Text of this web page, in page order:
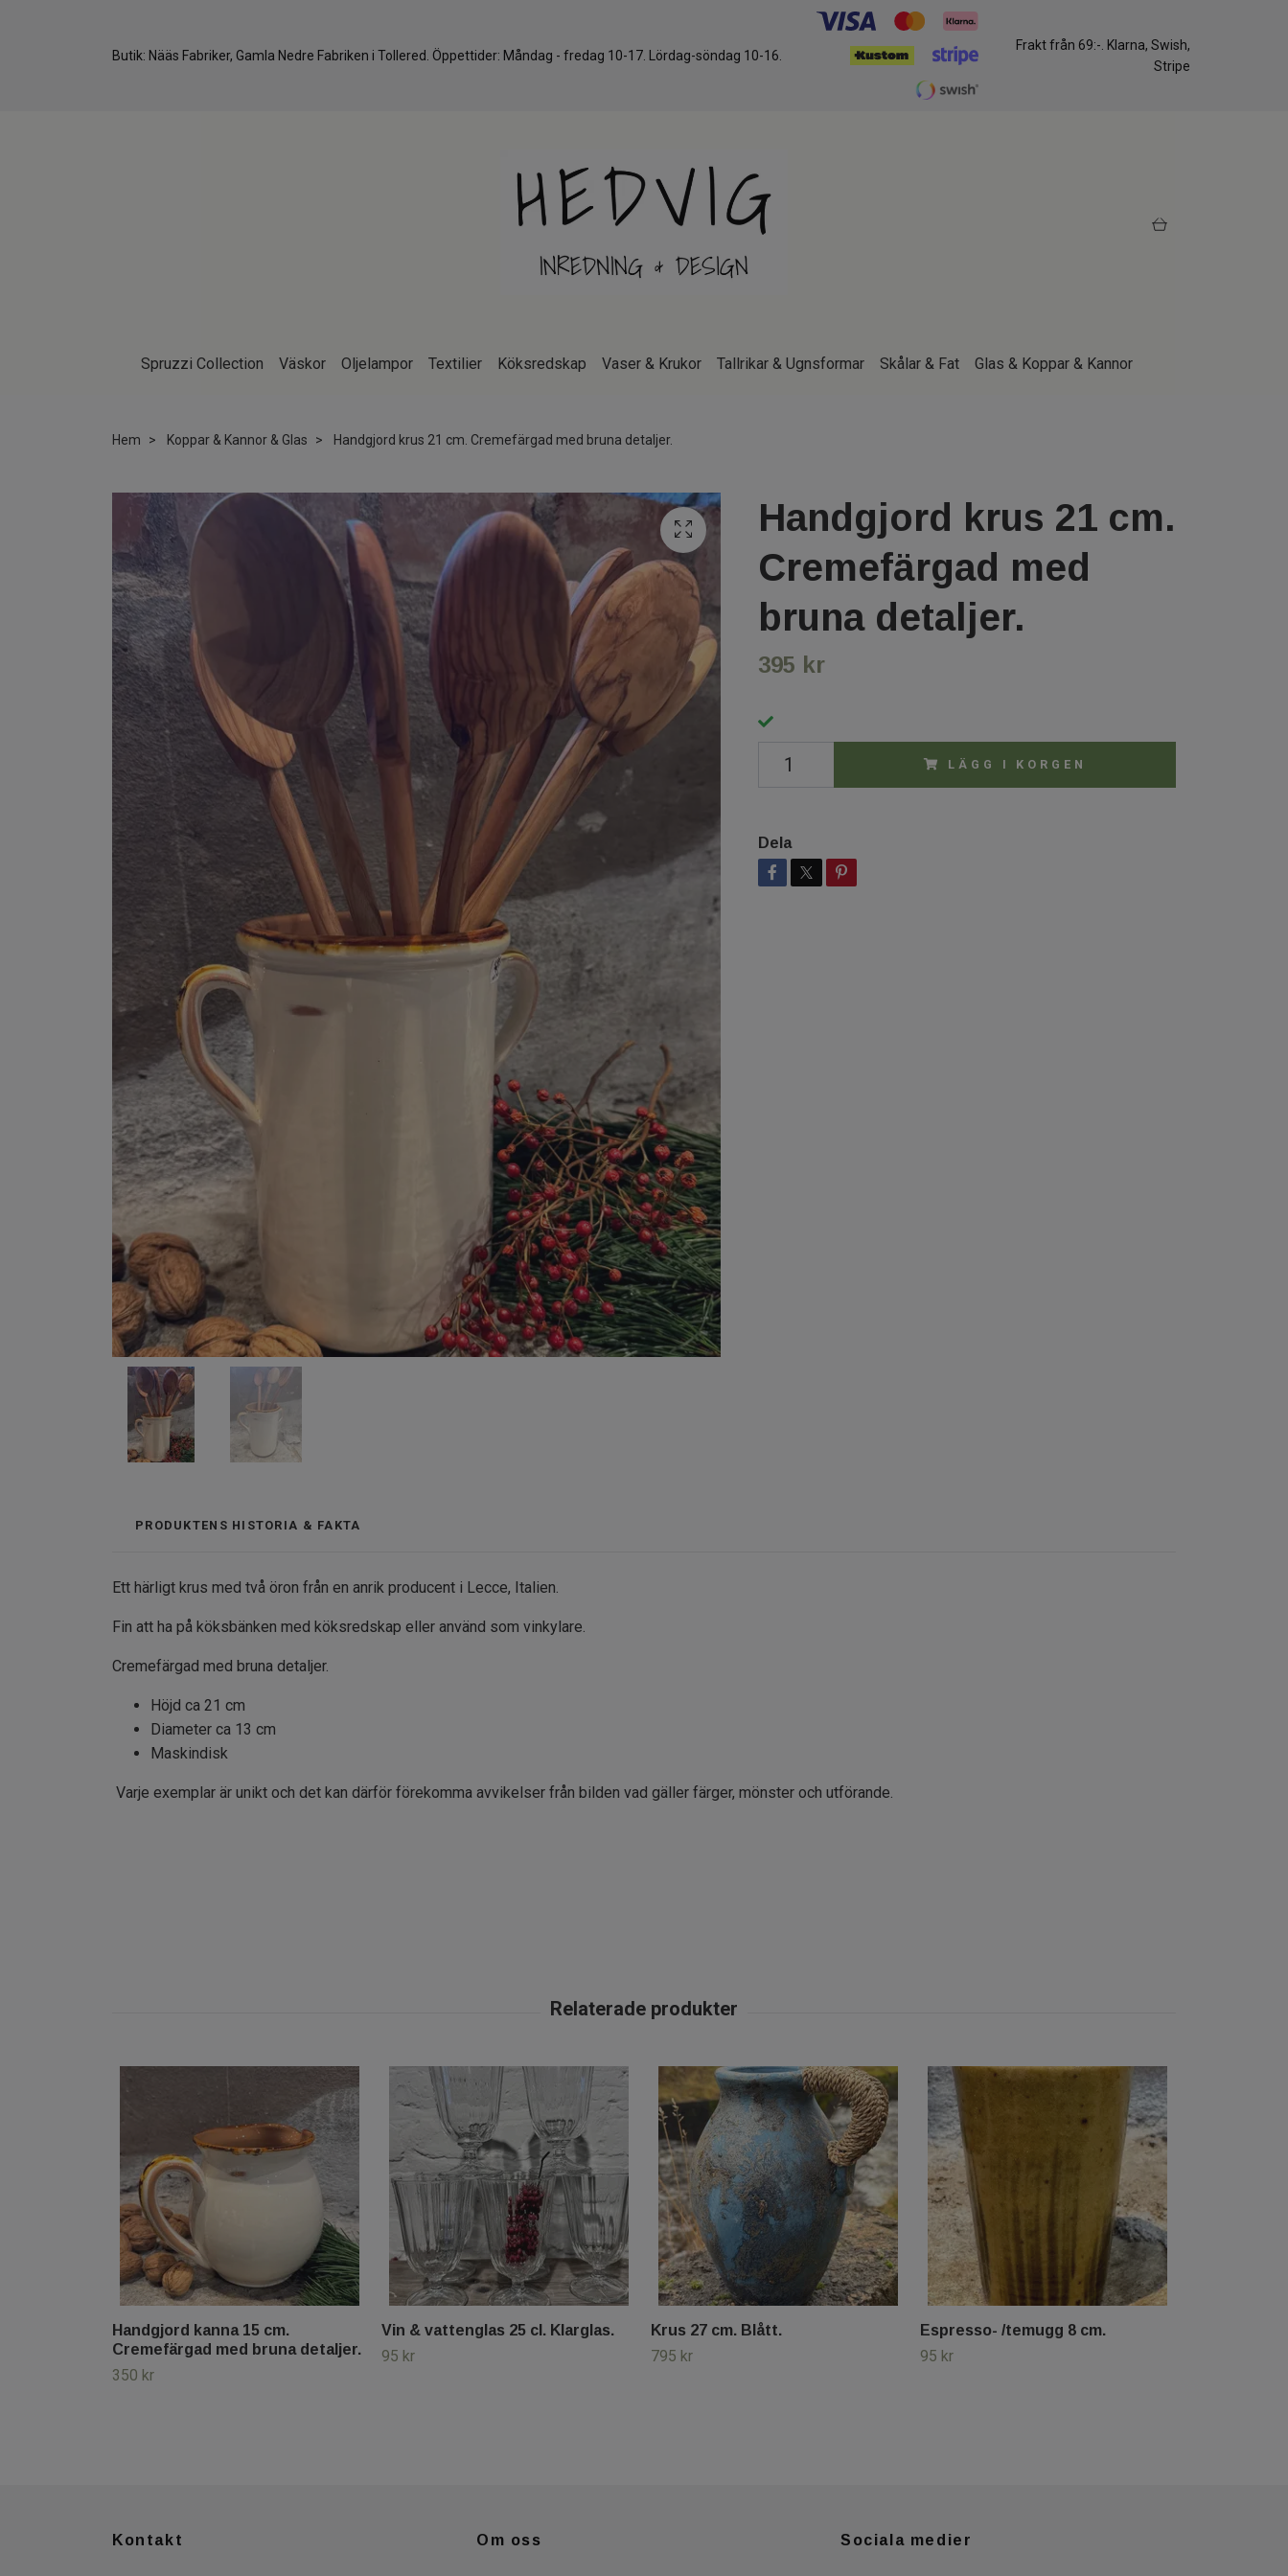
Butik: Nääs Fabriker, Gamla Nedre Fabriken i Tollered. Öppettider: Måndag - fredag 10-17. Lördag-söndag 10-16.
Frakt från 69:-. Klarna, Swish,
Stripe
Spruzzi Collection Väskor Oljelampor Textilier Köksredskap Vaser & Krukor Tallrikar & Ugnsformar Skålar & Fat Glas & Koppar & Kannor
Hem Koppar & Kannor & Glas Handgjord krus 21 cm. Cremefärgad med bruna detaljer.
Handgjord krus 21 cm.
Cremefärgad med
bruna detaljer.
395 kr
LÄGG I KORGEN
Dela
PRODUKTENS HISTORIA & FAKTA
Ett härligt krus med två öron från en anrik producent i Lecce, Italien.
Fin att ha på köksbänken med köksredskap eller använd som vinkylare.
Cremefärgad med bruna detaljer.
Höjd ca 21 cm
Diameter ca 13 cm
Maskindisk
Varje exemplar är unikt och det kan därför förekomma avvikelser från bilden vad gäller färger, mönster och utförande.
Handgjord kanna 15 cm.
Cremefärgad med bruna detaljer.
350 kr
Vin & vattenglas 25 cl. Klarglas.
95 kr
Krus 27 cm. Blått.
795 kr
Espresso- /temugg 8 cm.
95 kr
Kontakt Om oss Sociala medier